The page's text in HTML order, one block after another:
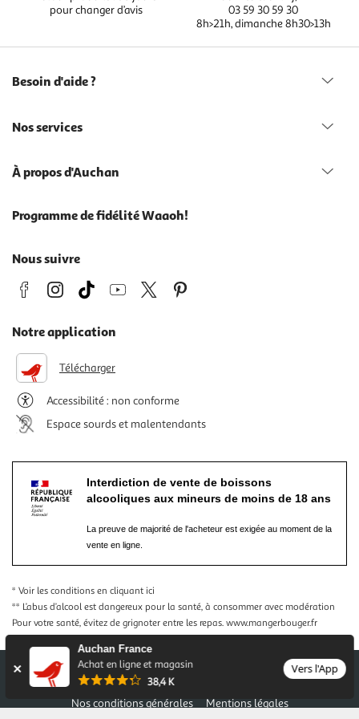
Auchan France
Achat en ligne et magasin
38,4 K
Vers l'App
pour changer d’avis
03 59 30 59 30
8h>21h, dimanche 8h30>13h
Besoin d'aide ?
Nos services
À propos d'Auchan
Programme de fidélité Waaoh!
Nous suivre
Notre application
Télécharger
Accessibilité : non conforme
Espace sourds et malentendants
Interdiction de vente de boissons
alcooliques aux mineurs de moins de 18 ans
La preuve de majorité de l'acheteur est exigée au moment de la
vente en ligne.
* Voir les conditions en cliquant ici
** L’abus d’alcool est dangereux pour la santé, à consommer avec modération
Pour votre santé, évitez de grignoter entre les repas. www.mangerbouger.fr
Nos conditions générales
Mentions légales